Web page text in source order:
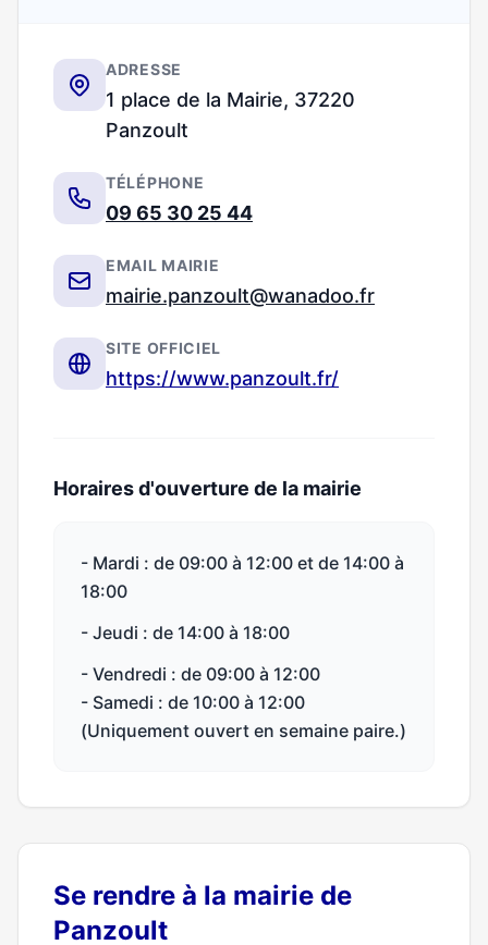
ADRESSE
1 place de la Mairie, 37220
Panzoult
TÉLÉPHONE
09 65 30 25 44
EMAIL MAIRIE
mairie.panzoult@wanadoo.fr
SITE OFFICIEL
https://www.panzoult.fr/
Horaires d'ouverture de la mairie
- Mardi : de 09:00 à 12:00 et de 14:00 à
18:00
- Jeudi : de 14:00 à 18:00
- Vendredi : de 09:00 à 12:00
- Samedi : de 10:00 à 12:00
(Uniquement ouvert en semaine paire.)
Se rendre à la mairie de
Panzoult